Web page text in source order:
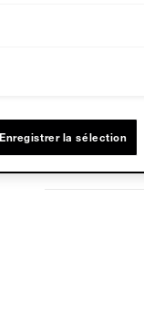
Enregistrer la sélection